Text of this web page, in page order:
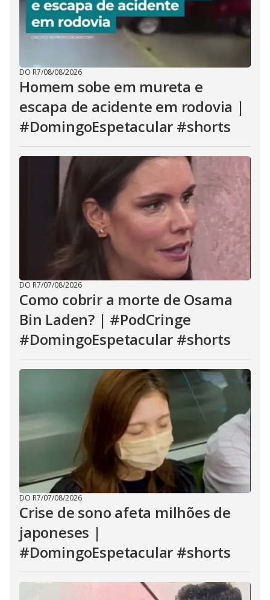
DO R7/08/08/2026
Homem sobe em mureta e
escapa de acidente em rodovia |
#DomingoEspetacular #shorts
DO R7/07/08/2026
Como cobrir a morte de Osama
Bin Laden? | #PodCringe
#DomingoEspetacular #shorts
DO R7/07/08/2026
Crise de sono afeta milhões de
japoneses |
#DomingoEspetacular #shorts